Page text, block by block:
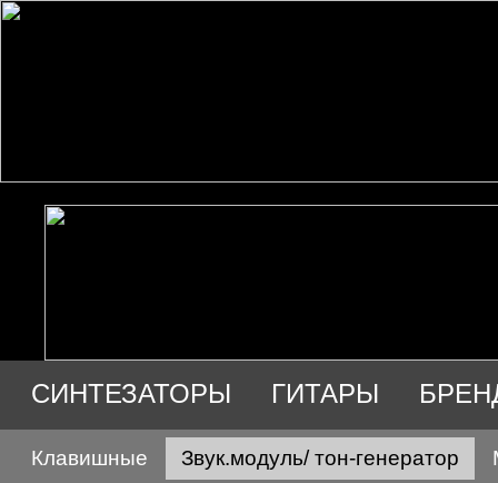
СИНТЕЗАТОРЫ ГИТАРЫ
АУДИО ПРОДАЖА
Клавишные Звук.модуль/ тон-генератор